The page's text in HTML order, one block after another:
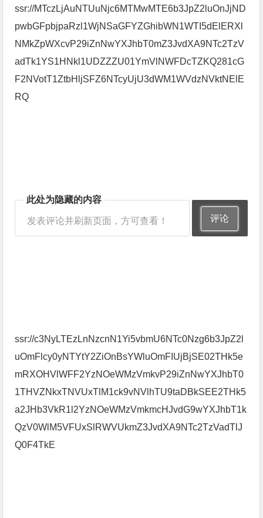
ssr://MTczLjAuNTUuNjc6MTMwMTE6b3JpZ2luOnJjND
pwbGFpbjpaRzl1WjNSaGFYZGhibWN1WTI5dElERXl
NMkZpWXcvP29iZnNwYXJhbT0mZ3JvdXA9NTc2TzV
adTk1YS1HNkl1UDZZZU01YmVlNWFDcTZKQ281cG
F2NVotT1ZtbHljSFZ6NTcyUjU3dWM1WVdzNVktNElE
RQ
此处为隐藏的内容
发表评论并刷新页面，方可查看！ 评论
ssr://c3NyLTEzLnNzcnN1Yi5vbmU6NTc0Nzg6b3JpZ2l
uOmFlcy0yNTYtY2ZiOnBsYWluOmFIUjBjSE02THk5e
mRXOHVlWFF2YzNOeWMzVmkvP29iZnNwYXJhbT0
1THVZNkxTNVUxTlM1ck9vNVlhTU9taDBkSEE2THk5
a2JHb3VkR1l2YzNOeWMzVmkmcHJvdG9wYXJhbT1k
QzV0WlM5VFUxSlRWVUkmZ3JvdXA9NTc2TzVadTlJ
Q0F4TkE